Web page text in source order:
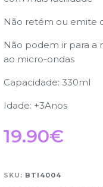
Não retém ou emite
Não podem ir para a
ao micro-ondas
Capacidade: 330ml
Idade: +3Anos
19.90€
SKU: BTI4004